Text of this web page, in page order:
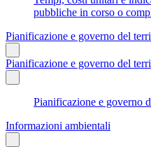
pubbliche in corso o
Pianificazione e governo del
Pianificazione e governo del
Pianificazione e governo
Informazioni ambientali